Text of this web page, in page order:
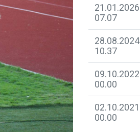
21.01.2026
07.07
28.08.2024
10.37
09.10.2022
00.00
02.10.2021
00.00